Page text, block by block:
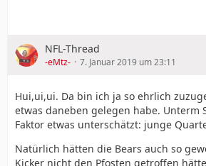
NFL-Thread
-eMtz- 7. Januar 2019 um 23:11
Hui,ui,ui. Da bin ich ja so ehrlich
etwas daneben gelegen habe. Unterm
Faktor etwas unterschätzt: junge
Natürlich hätten die Bears auch so
Kicker nicht den Pfosten getroffen